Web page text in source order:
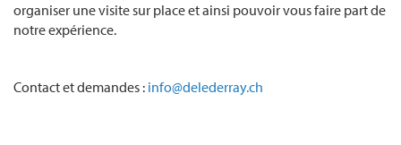
organiser une visite sur place et ainsi pouvoir vous faire part de
notre expérience.
Contact et demandes : info@delederray.ch